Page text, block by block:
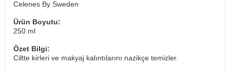
Celenes By Sweden
Ürün Boyutu:
250 ml
Özet Bilgi:
Ciltte kirleri ve makyaj kalıntılarını nazikçe temizler.